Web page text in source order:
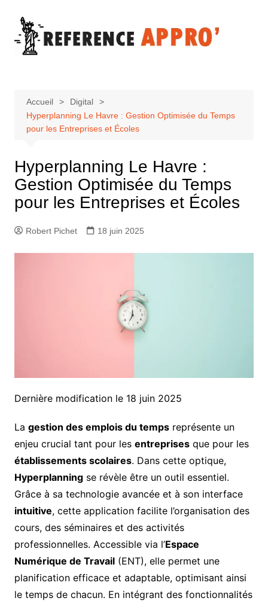
contenu
Accueil
Digital
Hyperplanning Le Havre : Gestion Optimisée du Temps
pour les Entreprises et Écoles
Hyperplanning Le Havre :
Gestion Optimisée du Temps
pour les Entreprises et Écoles
Robert Pichet 18 juin 2025
Dernière modification le 18 juin 2025
La gestion des emplois du tempsreprésente un
enjeu crucial tant pour les entreprisesque pour les
établissements scolaires. Dans cette optique,
Hyperplanningse révèle être un outil essentiel.
Grâce à sa technologie avancée et à son interface
intuitive, cette application facilite l’organisation des
cours, des séminaires et des activités
professionnelles. Accessible via l’Espace
Numérique de Travail(ENT), elle permet une
planification efficace et adaptable, optimisant ainsi
le temps de chacun. En intégrant des fonctionnalités